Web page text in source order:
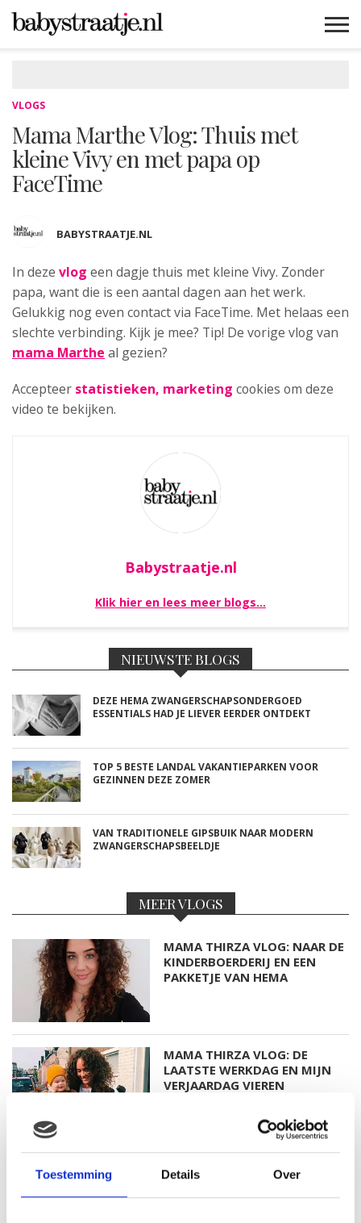
Toestemming Details Over
VLOGS
Mama Marthe Vlog: Thuis met
kleine Vivy en met papa op
FaceTime
BABYSTRAATJE.NL
In deze vlog een dagje thuis met kleine Vivy. Zonder
papa, want die is een aantal dagen aan het werk.
Gelukkig nog even contact via FaceTime. Met helaas een
slechte verbinding. Kijk je mee? Tip! De vorige vlog van
mama Marthe al gezien?
Accepteer statistieken, marketing cookies om deze
video te bekijken.
Babystraatje.nl
Klik hier en lees meer blogs…
NIEUWSTE BLOGS
DEZE HEMA ZWANGERSCHAPSONDERGOED
ESSENTIALS HAD JE LIEVER EERDER ONTDEKT
TOP 5 BESTE LANDAL VAKANTIEPARKEN VOOR
GEZINNEN DEZE ZOMER
VAN TRADITIONELE GIPSBUIK NAAR MODERN
ZWANGERSCHAPSBEELDJE
MEER VLOGS
MAMA THIRZA VLOG: NAAR DE
KINDERBOERDERIJ EN EEN
PAKKETJE VAN HEMA
MAMA THIRZA VLOG: DE
LAATSTE WERKDAG EN MIJN
VERJAARDAG VIEREN
FEEST, WANT REBEL IS JARIG!